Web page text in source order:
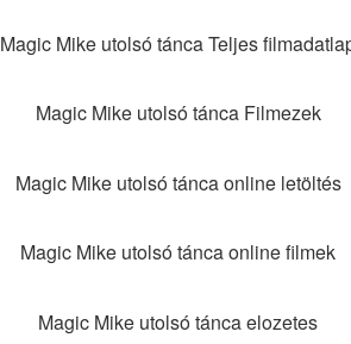
Magic Mike utolsó tánca Teljes
Magic Mike utolsó tánca Filmezek
Magic Mike utolsó tánca online letöltés
Magic Mike utolsó tánca online filmek
Magic Mike utolsó tánca elozetes